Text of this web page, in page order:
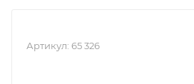
Артикул: 65 326